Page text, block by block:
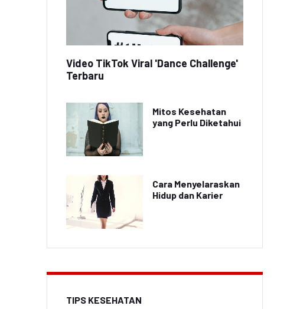
Video TikTok Viral 'Dance Challenge'
Terbaru
Mitos Kesehatan
yang Perlu Diketahui
Cara Menyelaraskan
Hidup dan Karier
TIPS KESEHATAN